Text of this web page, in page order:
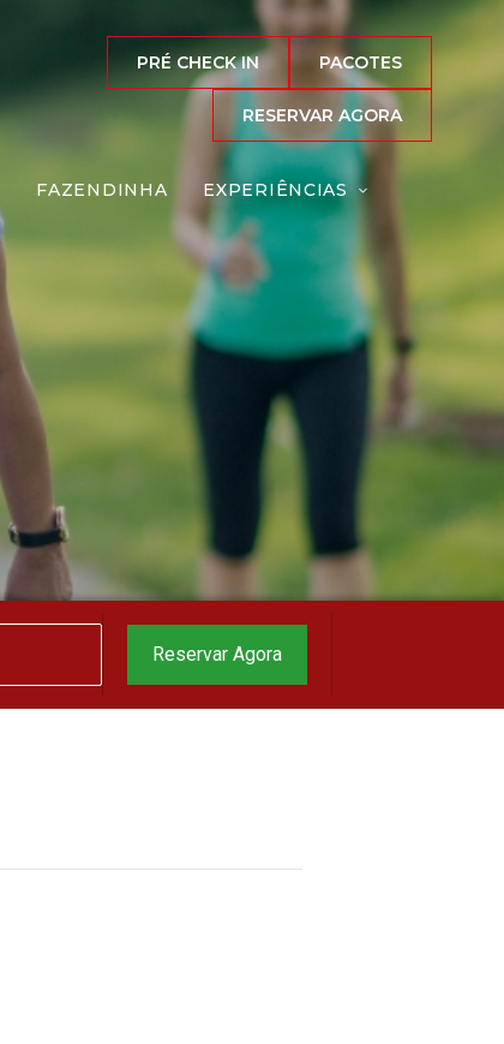
PRÉ CHECK IN PACOTES
RESERVAR AGORA
FAZENDINHA EXPERIÊNCIAS
o melhor preço
garantido
▼
Reservar Agora